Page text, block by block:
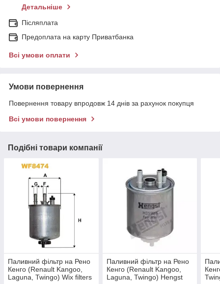
Детальніше
Післяплата
Предоплата на карту Приватбанка
Всі умови оплати
Умови повернення
Повернення товару впродовж 14 днів за рахунок покупця
Всі умови повернення
Подібні товари компанії
Паливний фільтр на Рено
Кенго (Renault Kangoo,
Laguna, Twingo) Wix filters
Паливний фільтр на Рено
Кенго (Renault Kangoo,
Laguna, Twingo) Hengst